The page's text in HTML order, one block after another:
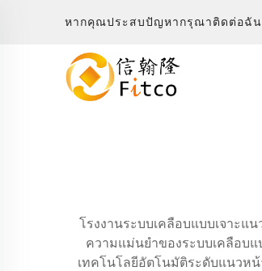
หากคุณประสบปัญหากรุณาติดต่อฉั
โรงงานระบบเคลือบแบบเจาะ
ความแม่นยำของระบบเคลือบ
เทคโนโลยีอัตโนมัติระดับแนวห